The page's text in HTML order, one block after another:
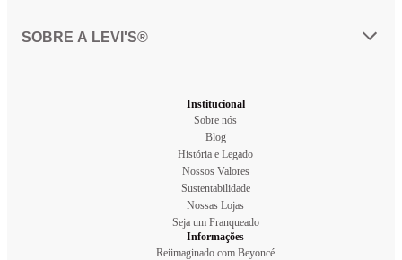
SOBRE A LEVI'S®
Institucional
Sobre nós
Blog
História e Legado
Nossos Valores
Sustentabilidade
Nossas Lojas
Seja um Franqueado
Informações
Reiimaginado com Beyoncé